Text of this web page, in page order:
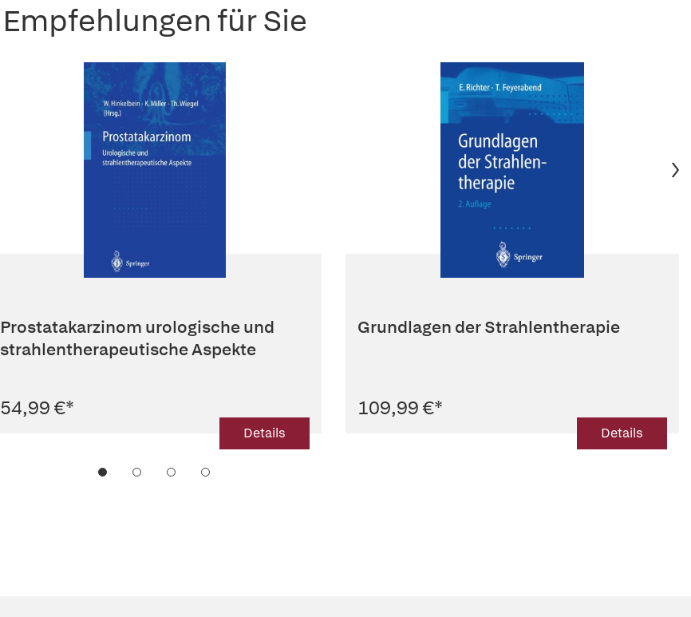
Empfehlungen für Sie
Prostatakarzinom urologische und
strahlentherapeutische Aspekte
54,99 €*
Details
Grundlagen der Strahlentherapie
109,99 €*
Details